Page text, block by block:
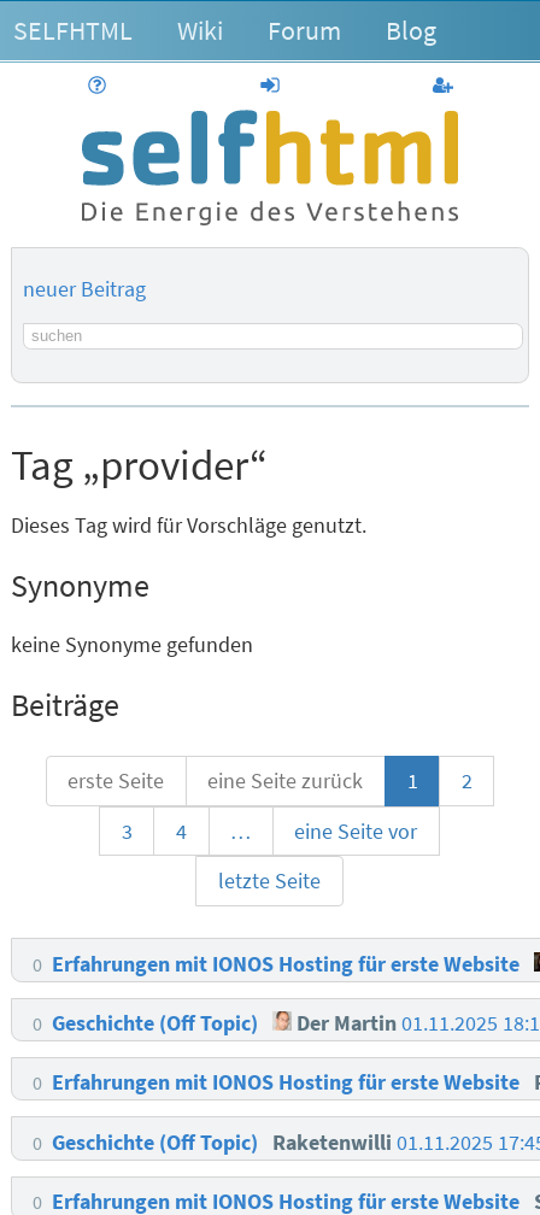
SELFHTML Wiki Forum Blog
anmelden
neuer Beitrag
Suchbegriff
Tag „provider“
Dieses Tag wird für Vorschläge genutzt.
Synonyme
keine Synonyme gefunden
Beiträge
erste Seite eine Seite zurück 1
2
3
4 …
eine Seite vor
letzte Seite
0 Erfahrungen mit IONOS Hosting für erste Website
0 Geschichte (Off Topic) Der Martin01.11.2025
0 Erfahrungen mit IONOS Hosting für erste Website
0 Geschichte (Off Topic) Raketenwilli01.11.2025
0 Erfahrungen mit IONOS Hosting für erste Website